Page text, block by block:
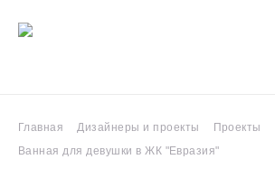
Главная Дизайнеры и проекты
Проекты
Ванная для девушки в ЖК "Евразия"